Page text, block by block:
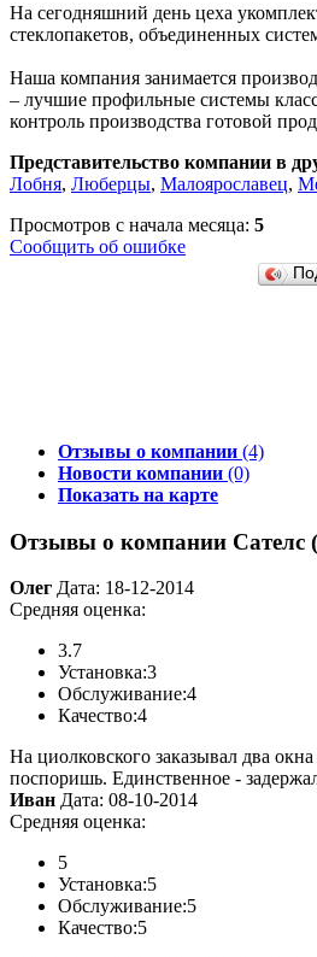
На сегодняшний день цеха
стеклопакетов, объединенных
Наша компания занимается
– лучшие профильные системы
контроль производства готовой
Представительство компании в
Лобня, Люберцы, Малоярославец,
Просмотров с начала месяца: 5
Сообщить об ошибке
Отзывы о компании (4)
Новости компании (0)
Показать на карте
Отзывы о компании Сателс
Олег Дата: 18-12-2014
Средняя оценка:
3.7
Установка:3
Обслуживание:4
Качество:4
На циолковского заказывал два
поспоришь. Единственное -
Иван Дата: 08-10-2014
Средняя оценка:
5
Установка:5
Обслуживание:5
Качество:5